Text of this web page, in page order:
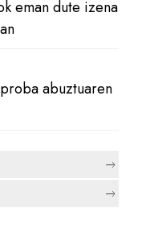
eman dute izena
abuztuaren